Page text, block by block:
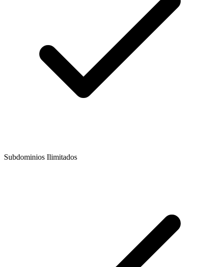
Subdominios Ilimitados